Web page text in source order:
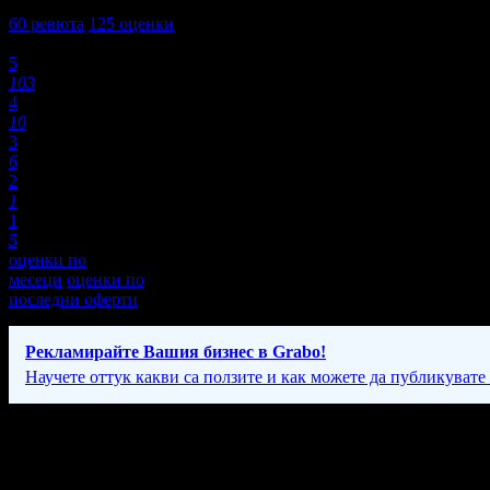
60 ревюта 125 оценки
5
103
4
10
3
6
2
1
1
5
оценки по
месеци оценки по
последни оферти
Рекламирайте Вашия бизнес в Grabo!
Научете оттук какви са ползите и как можете да публикувате